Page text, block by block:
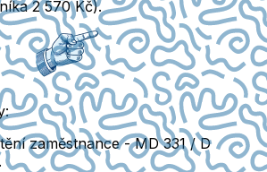
2 570 Kč).
zaměstnance -MD 331 / D